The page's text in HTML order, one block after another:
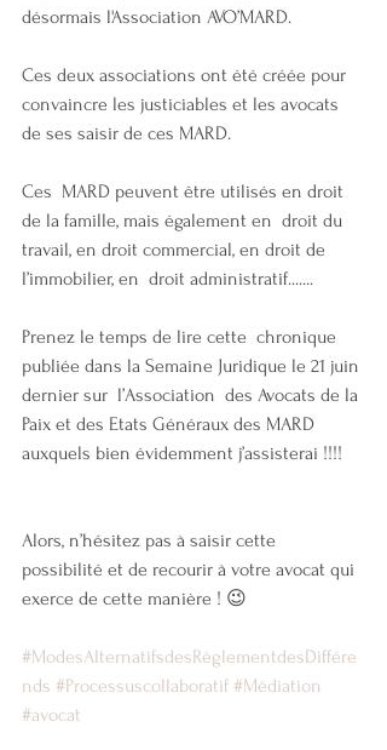
désormais l'Association AVO’MARD.
Ces deux associations ont été créée pour
convaincre les justiciables et les avocats
de ses saisir de ces MARD.
Ces  MARD peuvent être utilisés en droit
de la famille, mais également en  droit du
travail, en droit commercial, en droit de
l’immobilier, en  droit administratif.......
Prenez le temps de lire cette  chronique
publiée dans la Semaine Juridique le 21 juin
dernier sur  l’Association  des Avocats de la
Paix et des Etats Généraux des MARD
auxquels bien évidemment j’assisterai !!!!
Alors, n’hésitez pas à saisir cette
possibilité et de recourir à votre avocat qui
exerce de cette manière ! 😉
#ModesAlternatifsdesRèglementdesDiffére
nds #Processuscollaboratif #Médiation
#avocat